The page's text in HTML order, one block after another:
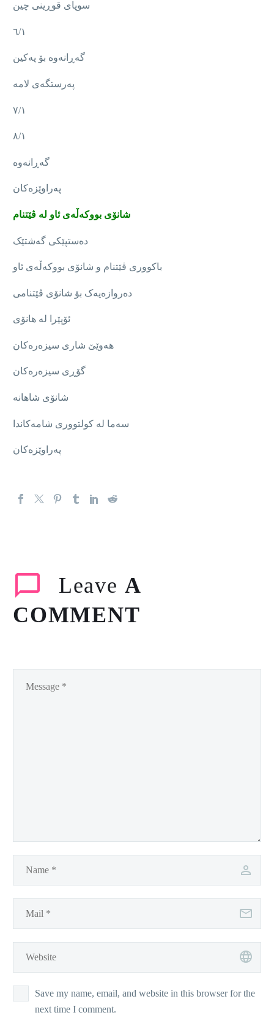
سوپای قوڕینی چین
٦/١
گەڕانەوە بۆ پەکین
پەرستگەی لامە
٧/١
٨/١
گەڕانەوە
پەراوێزەکان
شانۆی بووکەڵەی ئاو لە ڤێتنام
ده‌ستپێکی گه‌شتێک
باکووری ڤێتنام و شانۆی بووکەڵەی ئاو
دەروازەیەک بۆ شانۆی ڤێتنامی
ئۆپێرا لە هانۆی
هەوێێ شاری سیزەرەکان
گۆڕی سیزەرەکان
شانۆی شاهانە
سەما لە کولتووری شامەکاندا
پەراوێزەکان
Leave A
COMMENT
Save my name, email, and website in this browser for the
next time I comment.